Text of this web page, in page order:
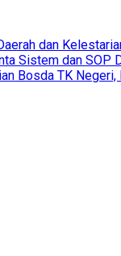
dan
Sistem dan SOP
Bosda TK